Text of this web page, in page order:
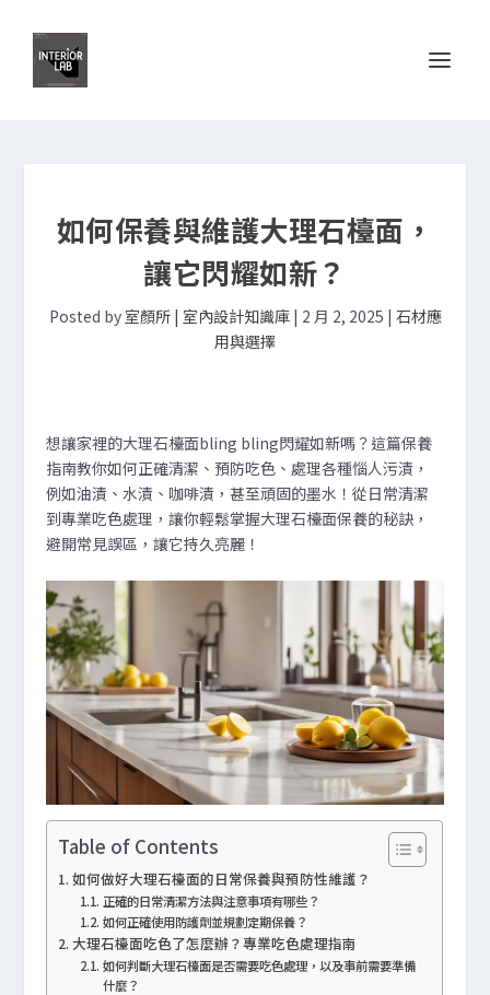
如何保養與維護大理石檯面，
讓它閃耀如新？
Posted by 室顏所 | 室內設計知識庫| 2 月 2, 2025 | 石材應
用與選擇
想讓家裡的大理石檯面bling bling閃耀如新嗎？這篇保養
指南教你如何正確清潔、預防吃色、處理各種惱人污漬，
例如油漬、水漬、咖啡漬，甚至頑固的墨水！從日常清潔
到專業吃色處理，讓你輕鬆掌握大理石檯面保養的秘訣，
避開常見誤區，讓它持久亮麗！
Table of Contents
如何做好大理石檯面的日常保養與預防性維護？
正確的日常清潔方法與注意事項有哪些？
如何正確使用防護劑並規劃定期保養？
大理石檯面吃色了怎麼辦？專業吃色處理指南
如何判斷大理石檯面是否需要吃色處理，以及事前需要準備
什麼？